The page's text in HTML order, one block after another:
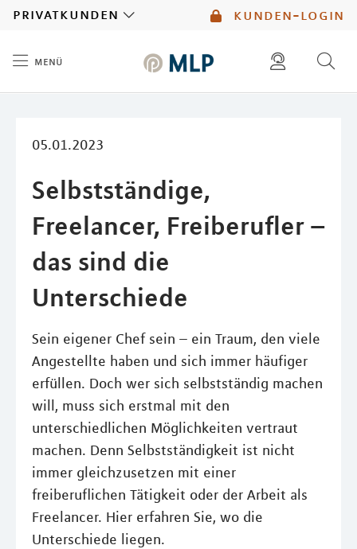
kunden-login
privatkunden
menü
05.01.2023
Selbstständige,
Freelancer, Freiberufler –
das sind die
Unterschiede
Sein eigener Chef sein – ein Traum, den viele
Angestellte haben und sich immer häufiger
erfüllen. Doch wer sich selbstständig machen
will, muss sich erstmal mit den
unterschiedlichen Möglichkeiten vertraut
machen. Denn Selbstständigkeit ist nicht
immer gleichzusetzen mit einer
freiberuflichen Tätigkeit oder der Arbeit als
Freelancer. Hier erfahren Sie, wo die
Unterschiede liegen.